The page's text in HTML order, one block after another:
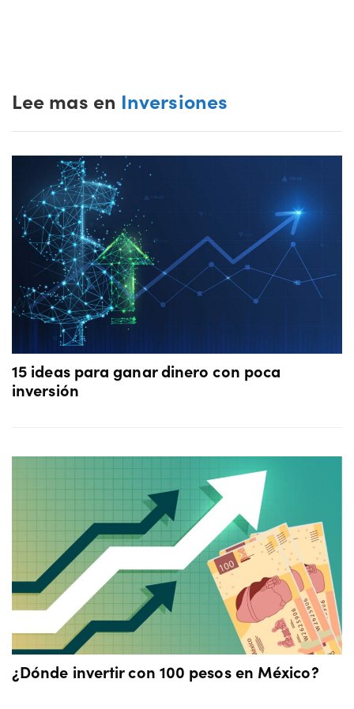
Lee mas en Inversiones
15 ideas para ganar dinero con poca
inversión
¿Dónde invertir con 100 pesos en México?